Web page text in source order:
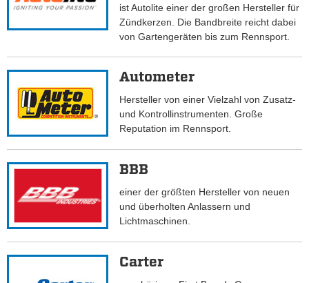
ist Autolite einer der großen Hersteller für
Zündkerzen. Die Bandbreite reicht dabei
von Gartengeräten bis zum Rennsport.
Autometer
Hersteller von einer Vielzahl von Zusatz-
und Kontrollinstrumenten. Große
Reputation im Rennsport.
BBB
einer der größten Hersteller von neuen
und überholten Anlassern und
Lichtmaschinen.
Carter